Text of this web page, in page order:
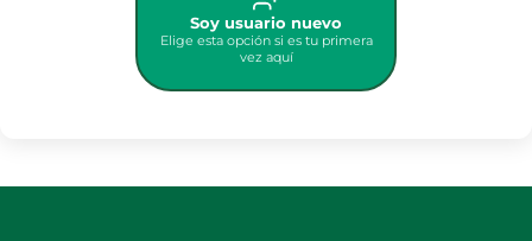
Soy usuario nuevo
Elige esta opción si es tu primera
vez aquí